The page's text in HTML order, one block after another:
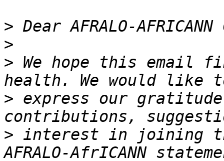
>
>
> We hope this email
> express our
> interest in joining